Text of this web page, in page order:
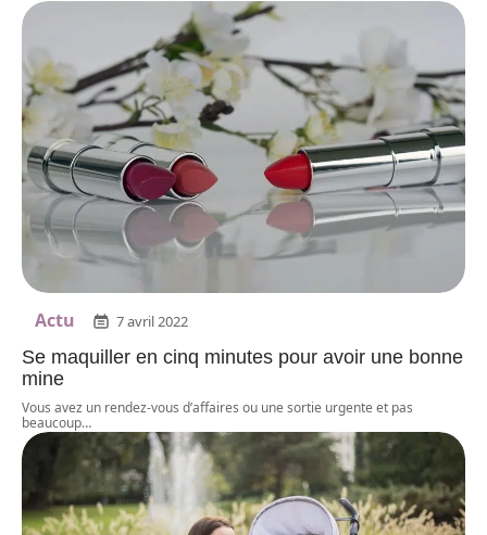
Actu 7 avril 2022
Se maquiller en cinq minutes pour avoir une bonne
mine
Vous avez un rendez-vous d’affaires ou une sortie urgente et pas
beaucoup…